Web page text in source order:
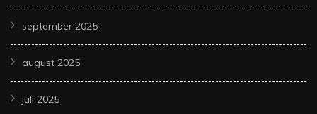
september 2025
august 2025
juli 2025